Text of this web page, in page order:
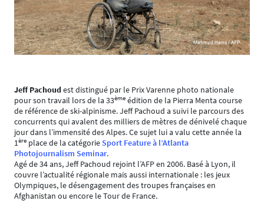
Jeff Pachoudest distingué par le Prix Varenne photo nationale
pour son travail lors de la 33ème édition de la Pierra Menta course
de référence de ski-alpinisme. Jeff Pachoud a suivi le parcours des
concurrents qui avalent des milliers de mètres de dénivelé chaque
jour dans l’immensité des Alpes. Ce sujet lui a valu cette année la
1ère place de la catégorie Sport Feature à l’Atlanta
Photojournalism Seminar.
Agé de 34 ans, Jeff Pachoud rejoint l’AFP en 2006. Basé à Lyon, il
couvre l’actualité régionale mais aussi internationale : les jeux
Olympiques, le désengagement des troupes françaises en
Afghanistan ou encore le Tour de France.